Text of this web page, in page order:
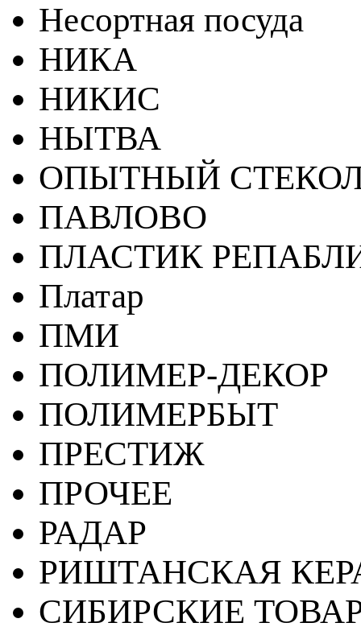
Несортная посуда
НИКА
НИКИС
НЫТВА
ОПЫТНЫЙ
ПАВЛОВО
ПЛАСТИК
Платар
ПМИ
ПОЛИМЕР-ДЕКОР
ПОЛИМЕРБЫТ
ПРЕСТИЖ
ПРОЧЕЕ
РАДАР
РИШТАНСКАЯ
СИБИРСКИЕ